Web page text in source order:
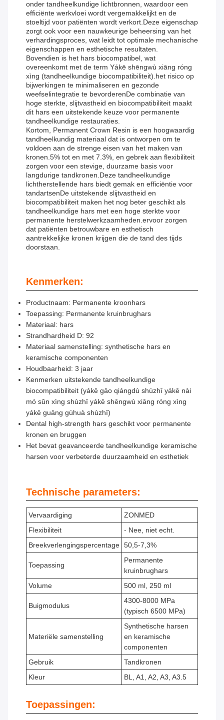
onder tandheelkundige lichtbronnen, waardoor een
efficiënte werkvloei wordt vergemakkelijkt en de
stoeltijd voor patiënten wordt verkort.Deze eigenschap
zorgt ook voor een nauwkeurige beheersing van het
verhardingsproces, wat leidt tot optimale mechanische
eigenschappen en esthetische resultaten.
Bovendien is het hars biocompatibel, wat
overeenkomt met de term Yákē shēngwù xiāng róng
xìng (tandheelkundige biocompatibiliteit).het risico op
bijwerkingen te minimaliseren en gezonde
weefselintegratie te bevorderenDe combinatie van
hoge sterkte, slijtvastheid en biocompatibiliteit maakt
dit hars een uitstekende keuze voor permanente
tandheelkundige restauraties.
Kortom, Permanent Crown Resin is een hoogwaardig
tandheelkundig materiaal dat is ontworpen om te
voldoen aan de strenge eisen van het maken van
kronen.5% tot en met 7.3%, en gebrek aan flexibiliteit
zorgen voor een stevige, duurzame basis voor
langdurige tandkronen.Deze tandheelkundige
lichtherstellende hars biedt gemak en efficiëntie voor
tandartsenDe uitstekende slijtvastheid en
biocompatibiliteit maken het nog beter geschikt als
tandheelkundige hars met een hoge sterkte voor
permanente herstelwerkzaamheden.ervoor zorgen
dat patiënten betrouwbare en esthetisch
aantrekkelijke kronen krijgen die de tand des tijds
doorstaan.
Kenmerken:
Productnaam: Permanente kroonhars
Toepassing: Permanente kruinbrughars
Materiaal: hars
Strandhardheid D: 92
Materiaal samenstelling: synthetische hars en
keramische componenten
Houdbaarheid: 3 jaar
Kenmerken uitstekende tandheelkundige
biocompatibiliteit (yákē gāo qiángdù shùzhī yákē nài
mó sǔn xìng shùzhī yákē shēngwù xiāng róng xìng
yákē guāng gùhuà shùzhī)
Dental high-strength hars geschikt voor permanente
kronen en bruggen
Het bevat geavanceerde tandheelkundige keramische
harsen voor verbeterde duurzaamheid en esthetiek
Technische parameters:
Vervaardiging
ZONMED
Flexibiliteit
- Nee, niet echt.
Breekverlengingspercentage 50,5-7,3%
Toepassing
Permanente
kruinbrughars
Volume
500 ml, 250 ml
Buigmodulus
4300-8000 MPa
(typisch 6500 MPa)
Materiële samenstelling
Synthetische harsen
en keramische
componenten
Gebruik
Tandkronen
Kleur
BL, A1, A2, A3, A3.5
Toepassingen: